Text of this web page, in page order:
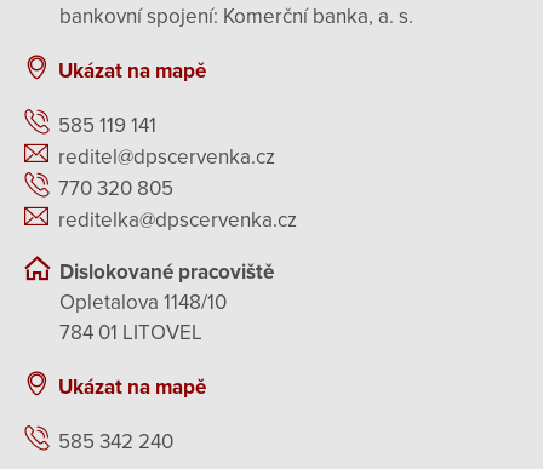
bankovní spojení: Komerční banka, a. s.
Ukázat na mapě
585 119 141
reditel@dpscervenka.cz
770 320 805
reditelka@dpscervenka.cz
Dislokované pracoviště
Opletalova 1148/10
784 01 LITOVEL
Ukázat na mapě
585 342 240